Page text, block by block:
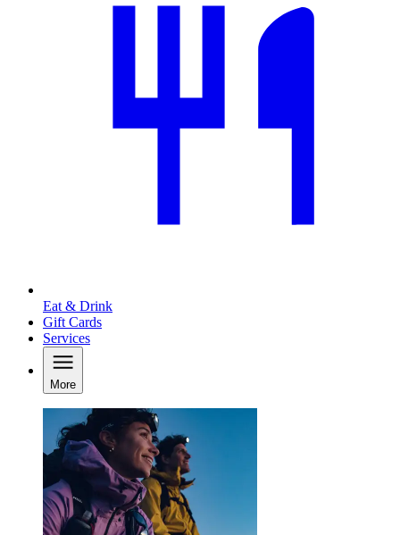
Eat & Drink
Gift Cards
Services
More